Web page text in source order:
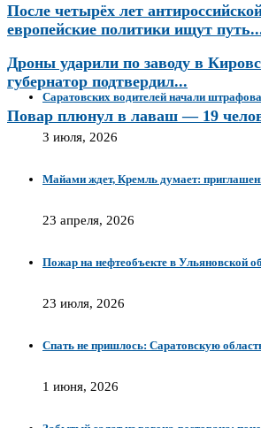
После четырёх лет
европейские политики ищут
Дроны ударили по заводу в
губернатор подтвердил...
Повар плюнул в лаваш — 19
Саратовских водителей начали
3 июля, 2026
Майами ждет, Кремль думает:
23 апреля, 2026
Пожар на нефтеобъекте в Ульяновской
23 июля, 2026
Спать не пришлось: Саратовскую
1 июня, 2026